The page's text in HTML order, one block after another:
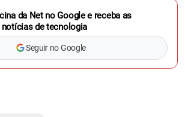
da Net no Google e receba as
de tecnologia
Seguir no Google